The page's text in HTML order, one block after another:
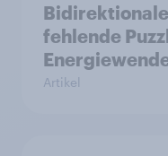
fehlende
Artikel